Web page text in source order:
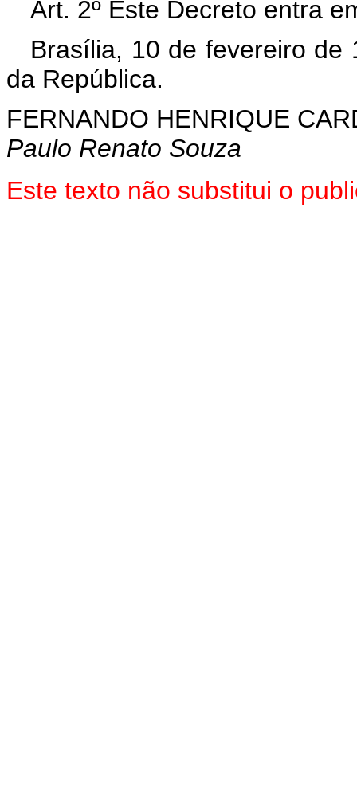
Art. 2º Este Decreto entra
Brasília, 10 de fevereiro de
da República.
FERNANDO HENRIQUE
Paulo Renato Souza
Este texto não substitui o